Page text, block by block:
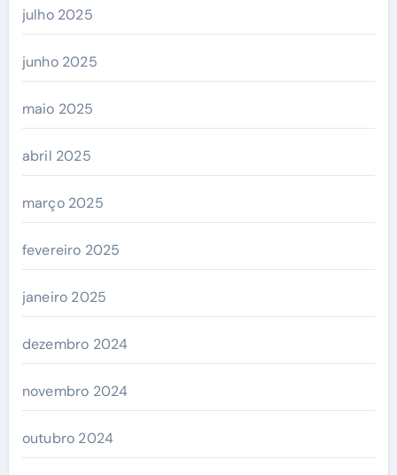
julho 2025
junho 2025
maio 2025
abril 2025
março 2025
fevereiro 2025
janeiro 2025
dezembro 2024
novembro 2024
outubro 2024